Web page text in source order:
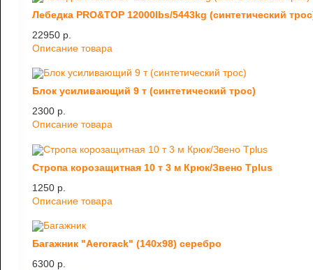
Лебедка PRO&TOP 12000lbs/5443kg (синтетический
22950 p.
Описание товара
Блок усиливающий 9 т (синтетический трос)
2300 p.
Описание товара
Стропа корозащитная 10 т 3 м Крюк/Звено Tplus
1250 p.
Описание товара
Багажник "Aerorack" (140х98) серебро
6300 p.